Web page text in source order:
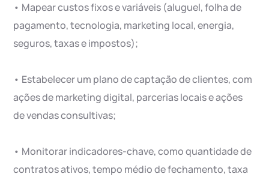
• Mapear custos fixos e variáveis (aluguel, folha de
pagamento, tecnologia, marketing local, energia,
seguros, taxas e impostos);
• Estabelecer um plano de captação de clientes, com
ações de marketing digital, parcerias locais e ações
de vendas consultivas;
• Monitorar indicadores-chave, como quantidade de
contratos ativos, tempo médio de fechamento, taxa